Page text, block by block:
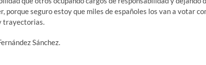
porque seguro estoy que miles de españoles los van a votar
trayectorias.
Sánchez.